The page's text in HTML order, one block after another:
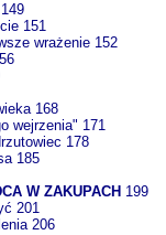
149
151
wrażenie 152
168
wejrzenia" 171
178
185
W ZAKUPACH 199
201
206